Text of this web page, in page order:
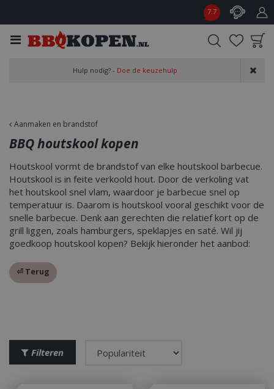
Aanmaken en brandstof
7.7
aan wensenlijst
Hulp nodig? - Doe de keuzehulp
BBQ houtskool kopen
Houtskool vormt de brandstof van elke houtskool barbecue.
Houtskool is in feite verkoold hout. Door de verkoling vat
het houtskool snel vlam, waardoor je barbecue snel op
temperatuur is. Daarom is houtskool vooral geschikt voor de
snelle barbecue. Denk aan gerechten die relatief kort op de
grill liggen, zoals hamburgers, speklapjes en saté. Wil jij
goedkoop houtskool kopen? Bekijk hieronder het aanbod:
⏎ Terug
Filteren